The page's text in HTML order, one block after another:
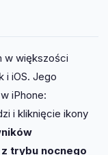
w większości
i iOS. Jego
iPhone:
i kliknięcie ikony
trybu nocnego